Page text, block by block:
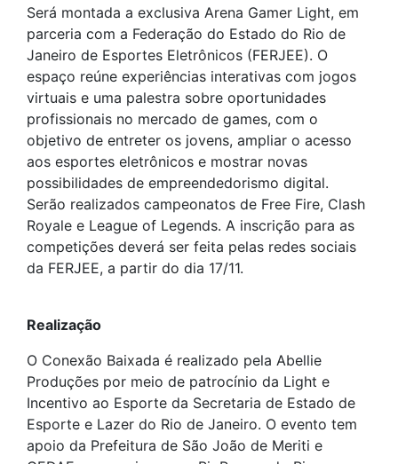
Será montada a exclusiva Arena Gamer Light, em
parceria com a Federação do Estado do Rio de
Janeiro de Esportes Eletrônicos (FERJEE). O
espaço reúne experiências interativas com jogos
virtuais e uma palestra sobre oportunidades
profissionais no mercado de games, com o
objetivo de entreter os jovens, ampliar o acesso
aos esportes eletrônicos e mostrar novas
possibilidades de empreendedorismo digital.
Serão realizados campeonatos de Free Fire, Clash
Royale e League of Legends. A inscrição para as
competições deverá ser feita pelas redes sociais
da FERJEE, a partir do dia 17/11.
Realização
O Conexão Baixada é realizado pela Abellie
Produções por meio de patrocínio da Light e
Incentivo ao Esporte da Secretaria de Estado de
Esporte e Lazer do Rio de Janeiro. O evento tem
apoio da Prefeitura de São João de Meriti e